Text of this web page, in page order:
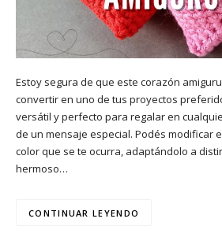
Estoy segura de que este corazón
convertir en uno de tus proyectos
versátil y perfecto para regalar en
de un mensaje especial. Podés modificar
color que se te ocurra, adaptándolo a
hermoso…
CONTINUAR LEYENDO